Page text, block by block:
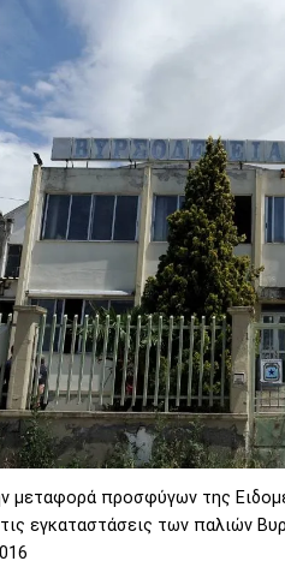
μεταφορά προσφύγων της
εγκαταστάσεις των παλιών